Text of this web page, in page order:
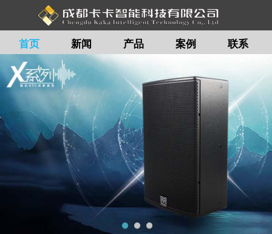
首页 新闻 产品 案例 联系
留言